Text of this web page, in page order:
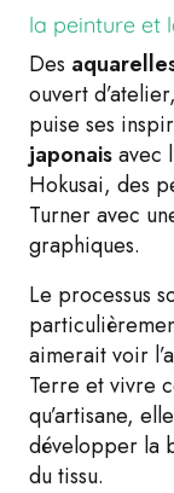
la peinture et
Des
ouvert
puise ses
japonaisavec
Hokusai, des
Turner avec
graphiques.
Le processus
aimerait voir
Terre et vivre
qu’artisane,
développer la
du tissu.